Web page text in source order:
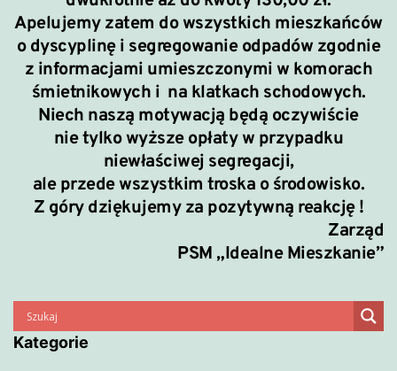
Apelujemy zatem do wszystkich mieszkańców
o dyscyplinę i segregowanie odpadów zgodnie
z informacjami umieszczonymi w komorach
śmietnikowych i na klatkach schodowych.
Niech naszą motywacją będą oczywiście
nie tylko wyższe opłaty w przypadku
niewłaściwej segregacji,
ale przede wszystkim troska o środowisko.
Z góry dziękujemy za pozytywną reakcję !
Zarząd
PSM „Idealne Mieszkanie”
Kategorie